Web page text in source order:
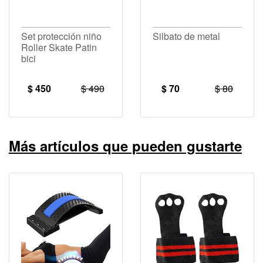
Set protección niño
Roller Skate Patin
bici
$ 450 $ 490
Silbato de metal
$ 70 $ 80
Más artículos que pueden gustarte